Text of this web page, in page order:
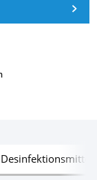
Desinfektionsmittel